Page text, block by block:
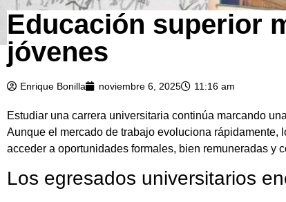
Educación superior
jóvenes
Enrique Bonilla noviembre 6, 2025 11:16 am
Estudiar una carrera universitaria continúa marcando
Aunque el mercado de trabajo evoluciona
acceder a oportunidades formales, bien remuneradas y
Los egresados universitarios